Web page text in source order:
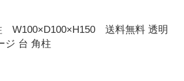
W100×D100×H150 送料無料 透明
ジ 台 角柱